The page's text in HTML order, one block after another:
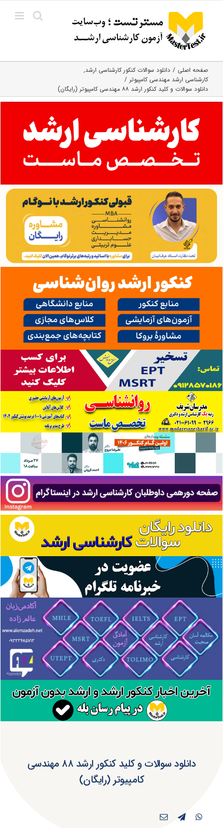
content
صفحه اصلی
دانلود سوالات کنکور کارشناسی ارشد
کارشناسی ارشد مهندسی کامپیوتر
دانلود سوالات و کلید کنکور ارشد ۸۸ مهندسی کامپیوتر (رایگان)
دانلود سوالات و کلید کنکور ارشد ۸۸ مهندسی
کامپیوتر (رایگان)